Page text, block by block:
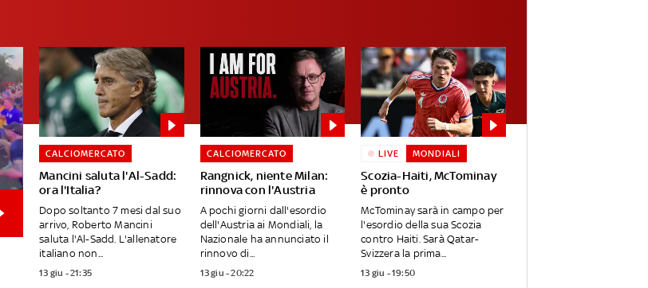
Mancini saluta l'Al-Sadd:
ora l'Italia?
CALCIOMERCATO
Dopo soltanto 7 mesi dal suo
arrivo, Roberto Mancini
saluta l'Al-Sadd. L'allenatore
italiano non...
13 giu - 21:35
Rangnick, niente Milan:
rinnova con l'Austria
CALCIOMERCATO
A pochi giorni dall'esordio
dell'Austria ai Mondiali, la
Nazionale ha annunciato il
rinnovo di...
13 giu - 20:22
Scozia-Haiti, McTominay
è pronto
LIVE MONDIALI
McTominay sarà in campo per
l'esordio della sua Scozia
contro Haiti. Sarà Qatar-
Svizzera la prima...
13 giu - 19:50